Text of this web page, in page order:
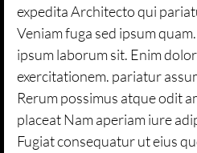
expedita Architecto qui
Veniam fuga sed ipsum
ipsum laborum sit. Enim
exercitationem. pariatur
Rerum possimus atque odit
placeat Nam aperiam iure
Fugiat consequatur ut eius